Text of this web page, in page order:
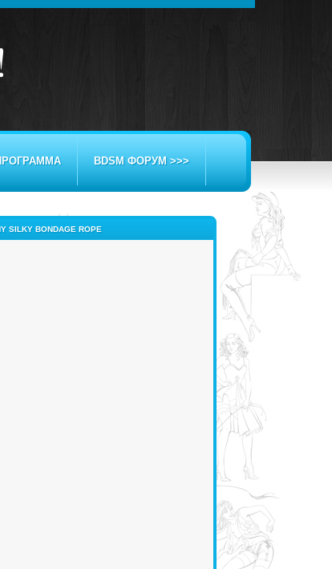
BDSM ФОРУМ >>>
BONDAGE ROPE